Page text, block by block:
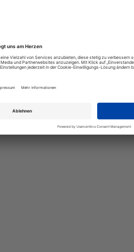
ganz einfach in eine moderne
was die Entsorgung erleichtert,
und unkompliziert. Die patentierte
Schüssel maximalen Komfort